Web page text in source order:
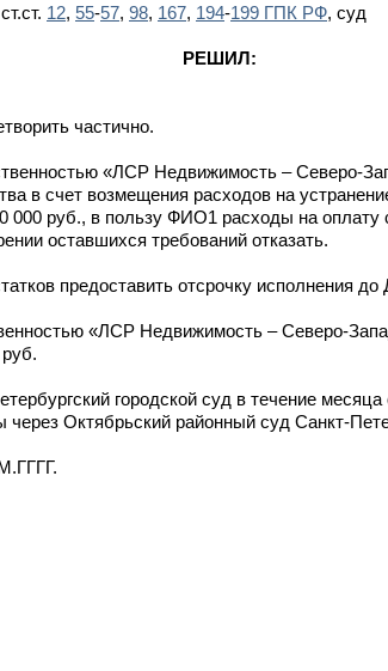
12, 55-57, 98, 167, 194-199 ГПК РФ, суд
РЕШИЛ:
частично.
«ЛСР Недвижимость –
счет возмещения расходов на
000 руб., в пользу ФИО1 расходы на
оставшихся требований отказать.
предоставить отсрочку исполнения
«ЛСР Недвижимость – Северо-
городской суд в течение
Октябрьский районный суд Санкт-